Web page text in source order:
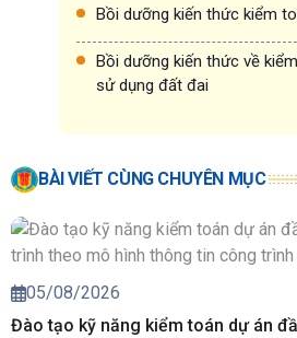
Bồi dưỡng kiến thức kiểm
Bồi dưỡng kiến thức về
sử dụng đất đai
BÀI VIẾT CÙNG CHUYÊN MỤC
05/08/2026
Đào tạo kỹ năng kiểm toán dự án